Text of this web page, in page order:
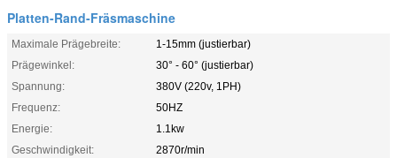
Platten-Rand-Fräsmaschine
Maximale Prägebreite:
1-15mm (justierbar)
Prägewinkel:
30° - 60° (justierbar)
Spannung:
380V (220v, 1PH)
Frequenz:
50HZ
Energie:
1.1kw
Geschwindigkeit:
2870r/min